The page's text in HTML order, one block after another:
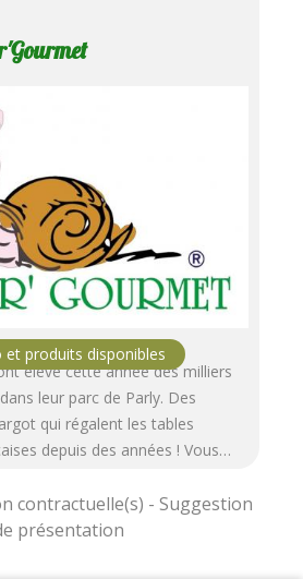
élevé cette année des milliers
leur parc de Parly. Des
qui régalent les tables
depuis des années ! Vous…